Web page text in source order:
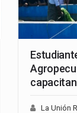
La Unión